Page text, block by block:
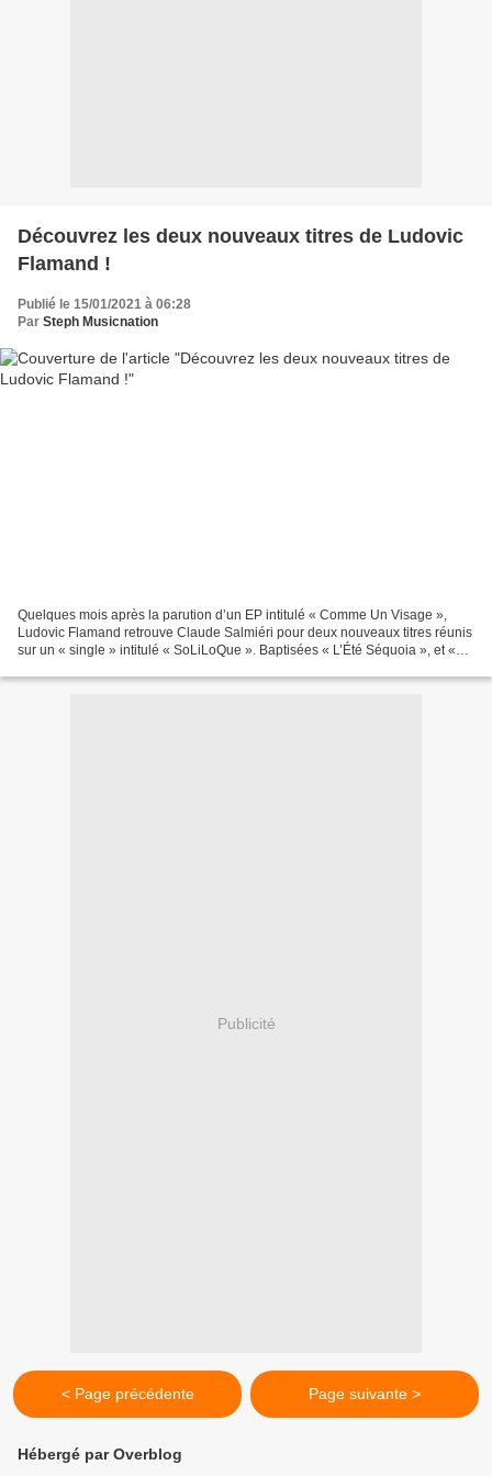
Découvrez les deux nouveaux titres de Ludovic
Flamand !
Publié le 15/01/2021 à 06:28
Par Steph Musicnation
Quelques mois après la parution d’un EP intitulé « Comme Un Visage »,
Ludovic Flamand retrouve Claude Salmiéri pour deux nouveaux titres réunis
sur un « single » intitulé « SoLiLoQue ». Baptisées « L’Été Séquoia », et «
Publicité
< Page précédente Page suivante >
Hébergé par Overblog